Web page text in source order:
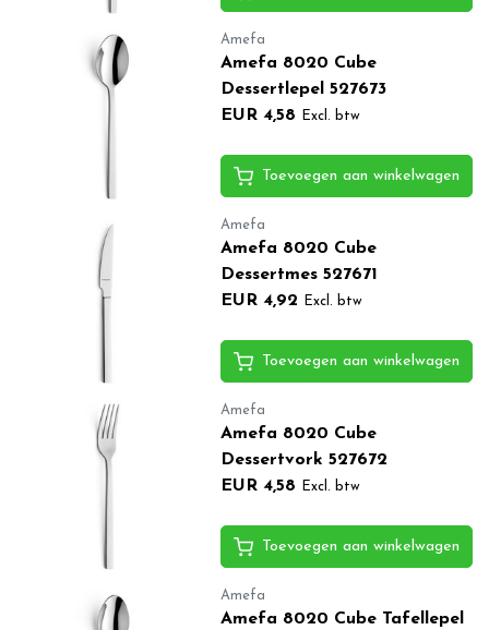
Amefa
Amefa 8020 Cube
Dessertlepel 527673
EUR 4,58
Excl. btw
Toevoegen aan winkelwagen
Amefa
Amefa 8020 Cube
Dessertmes 527671
EUR 4,92
Excl. btw
Toevoegen aan winkelwagen
Amefa
Amefa 8020 Cube
Dessertvork 527672
EUR 4,58
Excl. btw
Toevoegen aan winkelwagen
Amefa
Amefa 8020 Cube Tafellepel